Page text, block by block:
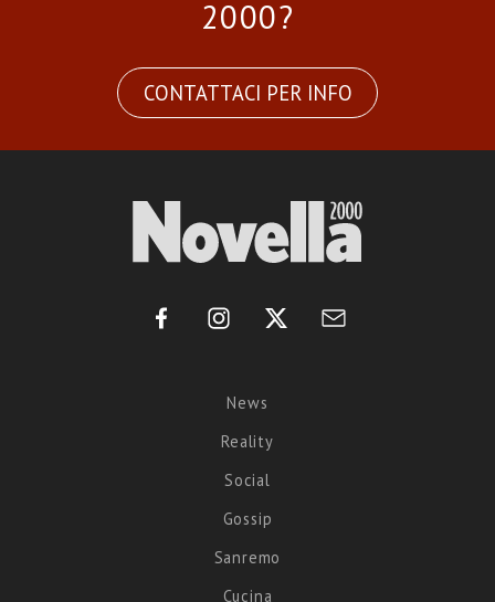
2000?
CONTATTACI PER INFO
News
Reality
Social
Gossip
Sanremo
Cucina